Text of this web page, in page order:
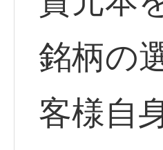
銘柄の
客様自